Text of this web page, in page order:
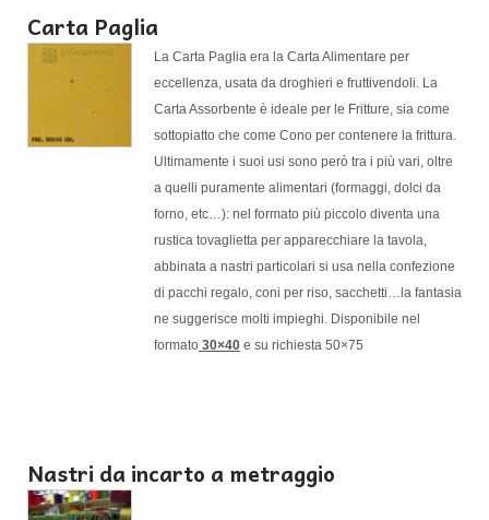
Carta Paglia
La Carta Paglia era la Carta Alimentare per
eccellenza, usata da droghieri e fruttivendoli. La
Carta Assorbente è ideale per le Fritture, sia come
sottopiatto che come Cono per contenere la frittura.
Ultimamente i suoi usi sono però tra i più vari, oltre
a quelli puramente alimentari (formaggi, dolci da
forno, etc…): nel formato più piccolo diventa una
rustica tovaglietta per apparecchiare la tavola,
abbinata a nastri particolari si usa nella confezione
di pacchi regalo, coni per riso, sacchetti…la fantasia
ne suggerisce molti impieghi. Disponibile nel
formato 30×40 e su richiesta 50×75
Nastri da incarto a metraggio